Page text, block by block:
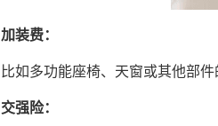
加装费：
比如多功能座椅、天窗或其他部
交强险：